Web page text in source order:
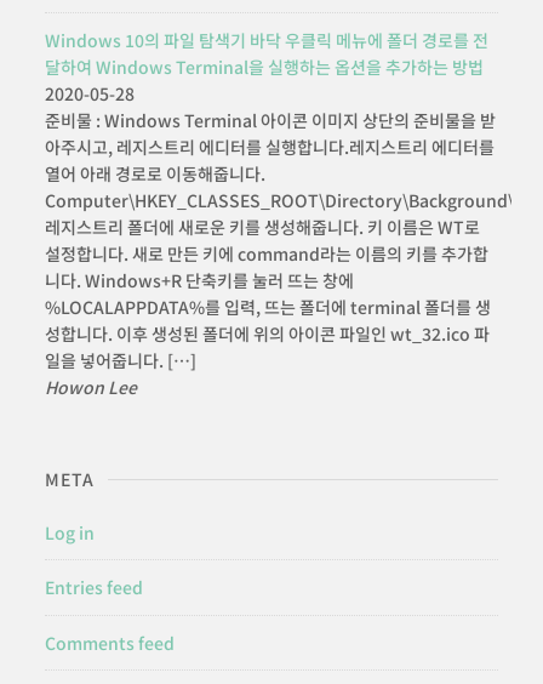
Windows 10의 파일 탐색기 바닥 우클릭 메뉴에 폴더 경로를 전
달하여 Windows Terminal을 실행하는 옵션을 추가하는 방법
2020-05-28
준비물 : Windows Terminal 아이콘 이미지 상단의 준비물을 받
아주시고, 레지스트리 에디터를 실행합니다.레지스트리 에디터를
열어 아래 경로로 이동해줍니다.
레지스트리 폴더에 새로운 키를 생성해줍니다. 키 이름은 WT로
설정합니다. 새로 만든 키에 command라는 이름의 키를 추가합
니다. Windows+R 단축키를 눌러 뜨는 창에
%LOCALAPPDATA%를 입력, 뜨는 폴더에 terminal 폴더를 생
성합니다. 이후 생성된 폴더에 위의 아이콘 파일인 wt_32.ico 파
일을 넣어줍니다. […]
Howon Lee
META
Log in
Entries feed
Comments feed